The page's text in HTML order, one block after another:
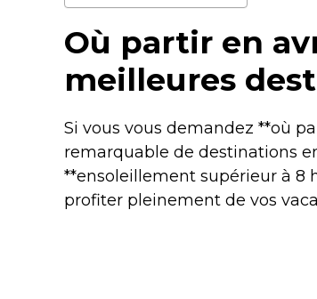
Où partir en
meilleures
Si vous vous demandez **où
remarquable de destinations
**ensoleillement supérieur à 8
profiter pleinement de vos